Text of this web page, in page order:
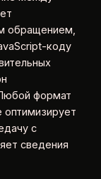
обращением,
коду
формат
с
сведения